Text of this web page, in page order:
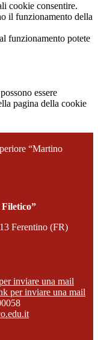
cookie consentire.
il funzionamento della
funzionamento potete
essere
pagina della cookie
“Martino
Ferentino (FR)
inviare una mail
per inviare una mail